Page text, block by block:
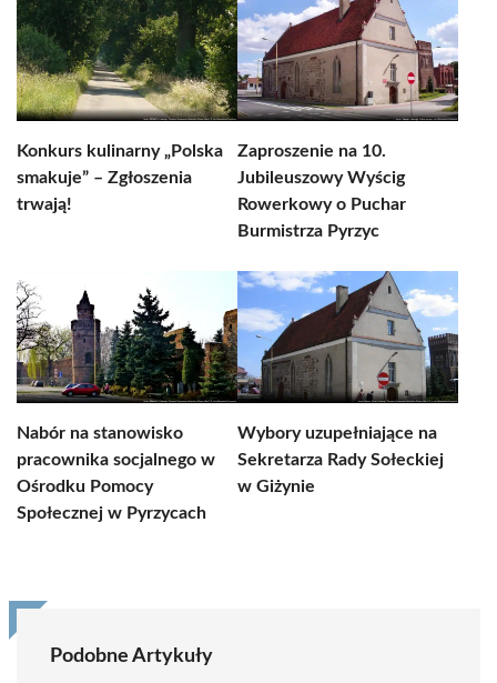
Konkurs kulinarny „Polska
smakuje” – Zgłoszenia
trwają!
Zaproszenie na 10.
Jubileuszowy Wyścig
Rowerkowy o Puchar
Burmistrza Pyrzyc
Nabór na stanowisko
pracownika socjalnego w
Ośrodku Pomocy
Społecznej w Pyrzycach
Wybory uzupełniające na
Sekretarza Rady Sołeckiej
w Giżynie
Podobne Artykuły